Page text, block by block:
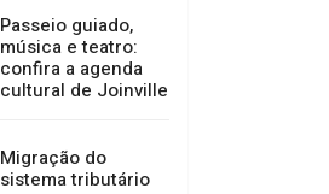
NOTÍCIAS
Passeio guiado,
cultural de Joinville